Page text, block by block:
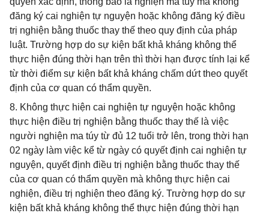
đăng ký cai nghiện tự nguyện hoặc không đăng ký điều
trị nghiện bằng thuốc thay thế theo quy định của pháp
luật. Trường hợp do sự kiện bất khả kháng không thể
thực hiện đúng thời hạn trên thì thời hạn được tính lại kể
từ thời điểm sự kiện bất khả kháng chấm dứt theo quyết
định của cơ quan có thẩm quyền.
8. Không thực hiện cai nghiện tự nguyện hoặc không
thực hiện điều trị nghiện bằng thuốc thay thế là việc
người nghiện ma túy từ đủ 12 tuổi trở lên, trong thời hạn
02 ngày làm việc kể từ ngày có quyết định cai nghiện tự
nguyện, quyết định điều trị nghiện bằng thuốc thay thế
của cơ quan có thẩm quyền mà không thực hiện cai
nghiện, điều trị nghiện theo đăng ký. Trường hợp do sự
kiện bất khả kháng không thể thực hiện đúng thời hạn